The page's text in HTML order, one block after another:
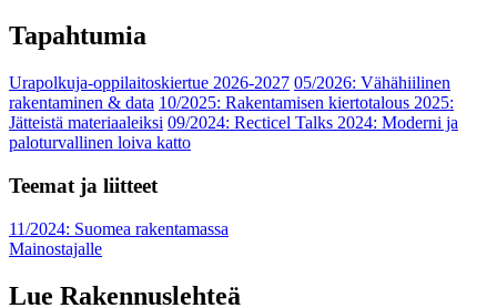
Tapahtumia
Urapolkuja-oppilaitoskiertue 2026-2027 05/2026: Vähähiilinen
rakentaminen & data 10/2025: Rakentamisen kiertotalous 2025:
Jätteistä materiaaleiksi 09/2024: Recticel Talks 2024: Moderni ja
paloturvallinen loiva katto
Teemat ja liitteet
11/2024: Suomea rakentamassa
Mainostajalle
Lue Rakennuslehteä